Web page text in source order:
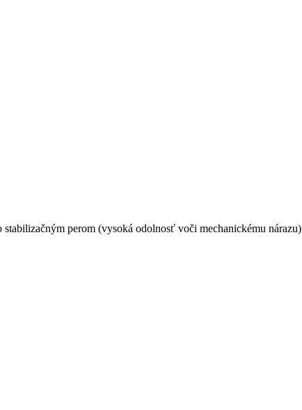
perom (vysoká odolnosť voči mechanickému nárazu)